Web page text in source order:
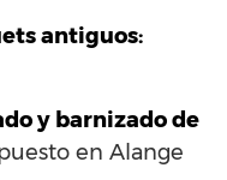
antiguos:
y barnizado de
en Alange